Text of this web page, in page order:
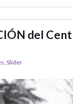
del
, Slider